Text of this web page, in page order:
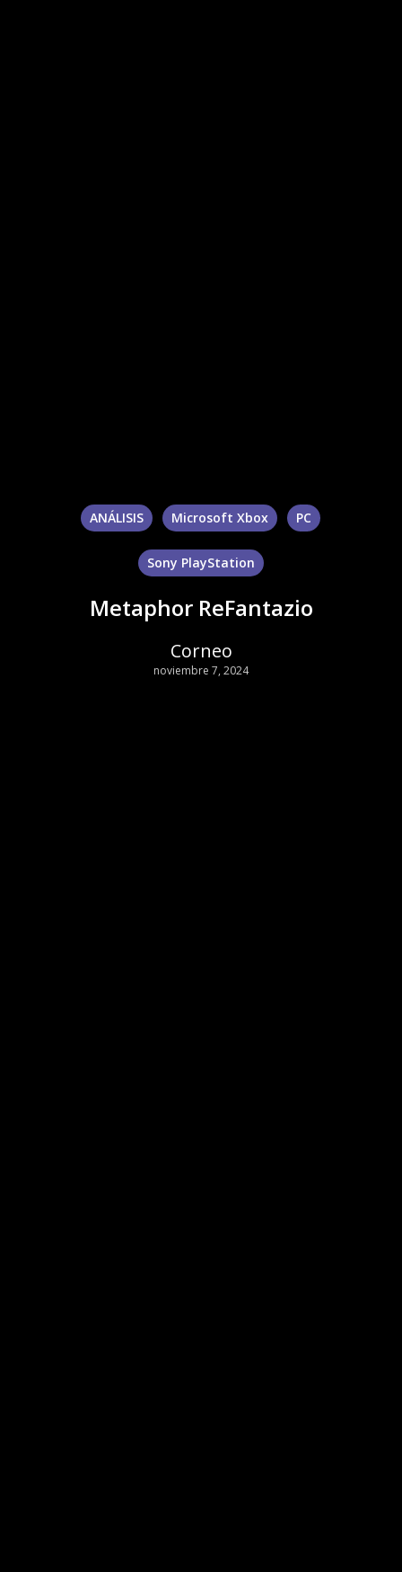
ANÁLISIS Microsoft Xbox PC
Sony PlayStation
Metaphor ReFantazio
Corneo
noviembre 7, 2024